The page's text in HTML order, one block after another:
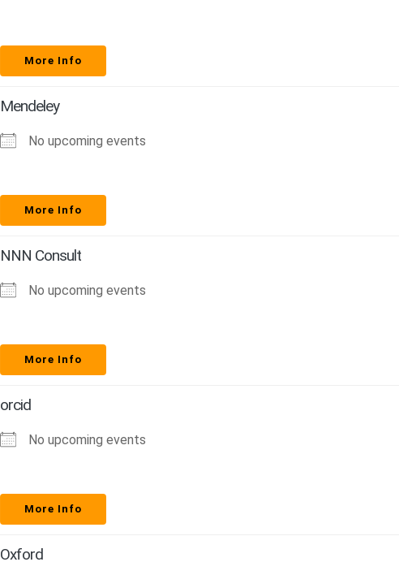
More Info
Mendeley
No upcoming events
More Info
NNN Consult
No upcoming events
More Info
orcid
No upcoming events
More Info
Oxford